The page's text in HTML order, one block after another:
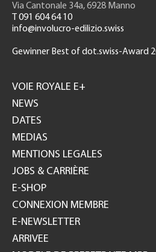
Via Cantonale 34a, 6928 Manno
T 091 604 64 10
info@involucro-edilizio.swiss
Gewinner Best of dot.swiss-Award
GH
VOIE ROYALE E+
NEWS
DATES
MEDIAS
MENTIONS LEGALES
JOBS & CARRIÈRE
E-SHOP
CONNEXION MEMBRE
E-NEWSLETTER
ARRIVEE